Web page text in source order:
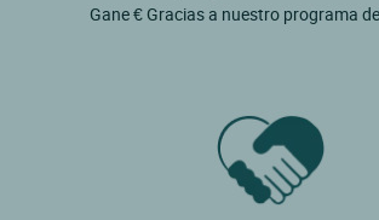
Gane € Gracias a nuestro programa